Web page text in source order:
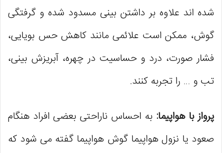
شده اند علاوه بر داشتن بینی مسدود شده و گرفتگی
گوش، ممکن است علائمی مانند کاهش حس بویایی،
فشار صورت، درد و حساسیت در چهره، آبریزش بینی،
تب و … را تجربه کنند.
پرواز با هواپیما: به احساس ناراحتی بعضی افراد هنگام
صعود یا نزول هواپیما گوش هواپیما گفته می ‌شود که